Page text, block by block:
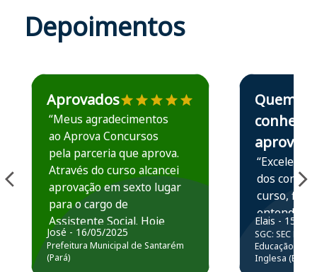
Depoimentos
Estudante José recomenda o Aprova Concursos em
Aprovados
“Meus agradecimentos
ao Aprova Concursos
pela parceria que aprova.
Através do curso alcancei
aprovação em sexto lugar
para o cargo de
Assistente Social. Hoje
estou atuando na
Prefeitura de Santarém.
José - 16/05/2025
Prefeitura Municipal de Santarém
(Pará)
Estudante Elais
Quem
conhece,
aprova
“Excelente
dos
curso,
entender e
prática
resolução
questões.”
Elais - 15/07/
SGC: SEC BA
Educação
Inglesa (Edital